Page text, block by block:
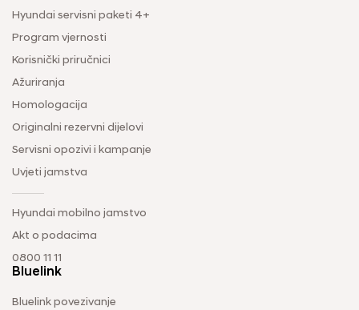
Hyundai servisni paketi 4+
Program vjernosti
Korisnički priručnici
Ažuriranja
Homologacija
Originalni rezervni dijelovi
Servisni opozivi i kampanje
Uvjeti jamstva
Hyundai mobilno jamstvo
Akt o podacima
0800 11 11
Bluelink
Bluelink povezivanje